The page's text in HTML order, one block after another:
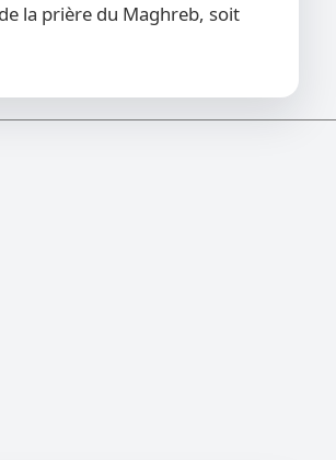
la prière du Maghreb, soit